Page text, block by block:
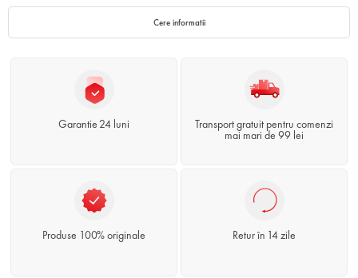
Cere informatii
Garantie 24 luni
Transport gratuit pentru comenzi
mai mari de 99 lei
Produse 100% originale Retur în 14 zile